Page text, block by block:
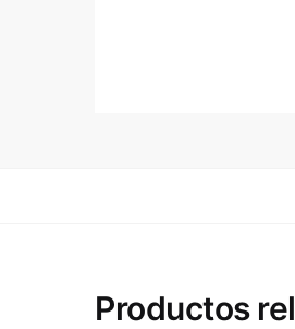
Productos